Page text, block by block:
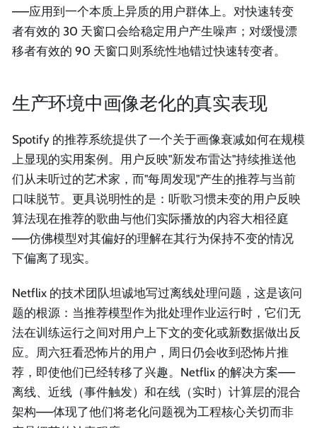
——应用到一个本质上异质的用户群体上。对快速转变
者有效的 30 天窗口会给稳定用户产生噪声；对缓慢漂
移者有效的 90 天窗口则系统性地错过快速转变者。
生产环境中画像老化的真实表现
Spotify 的推荐系统提供了一个关于画像衰减如何在规模
上显现的实用案例。用户反映"新发布雷达"持续推送他
们从未听过的艺术家，而"每周发现"产生的推荐与当前
口味脱节。更具说明性的是：听歌习惯未变的用户反映
算法现在推荐的歌曲与他们实际播放的内容大相径庭
——仿佛模型对其偏好的理解在其行为保持不变的情况
下偏离了现实。
Netflix 的技术团队坦诚地写过离线处理问题，这是该问
题的根源：当推荐模型作为批处理作业运行时，它们无
法在训练运行之间对用户上下文的变化或新数据做出反
应。周六狂看恐怖片的用户，周日仍会收到恐怖片推
荐，即使他们已经转移了兴趣。Netflix 的解决方案——
离线、近线（事件触发）和在线（实时）计算层的混合
架构——体现了他们将老化问题视为工程核心关切而非